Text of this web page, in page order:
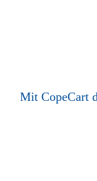
Mit CopeCart